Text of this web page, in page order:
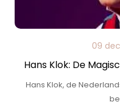
09
Hans Klok: De
Hans Klok, de